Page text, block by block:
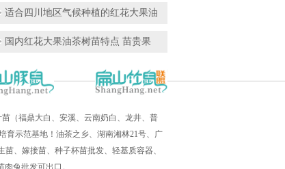
适合四川地区气候种植的红花大果油
国内红花大果油茶树苗特点 苗贵果
（福鼎大白、安溪、云南奶白、龙井、普
育示范基地！油茶之乡、湖南湘林21号、广
、嫁接苗、种子杯苗批发、轻基质容器、
兔批发可出口。